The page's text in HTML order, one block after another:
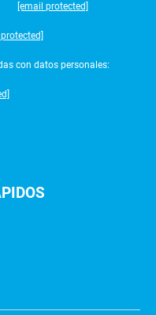
[email protected]
con datos personales: